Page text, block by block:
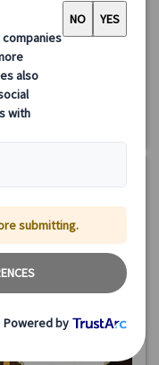
6、3/29を除く)